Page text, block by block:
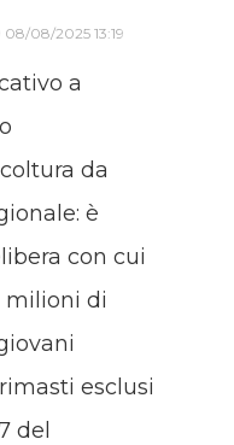
08/08/2025 13:19
a
da
è
con cui
milioni di
esclusi
del